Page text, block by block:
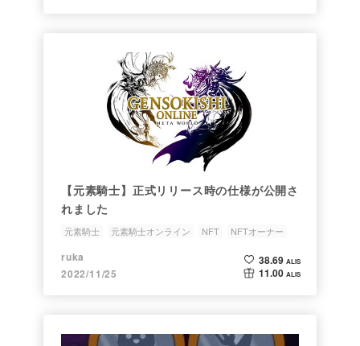
【元素騎士】正式リリース時の仕様が公開さ
れました
元素騎士 元素騎士オンライン NFT
NFTオーナー
正式サービス開始
ruka
2022/11/25
38.69 ALIS
11.00 ALIS